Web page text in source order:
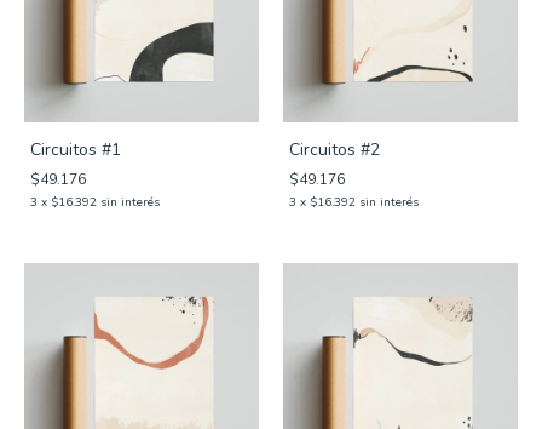
Circuitos #1
$49.176
3 x $16.392 sin interés
Circuitos #2
$49.176
3 x $16.392 sin interés